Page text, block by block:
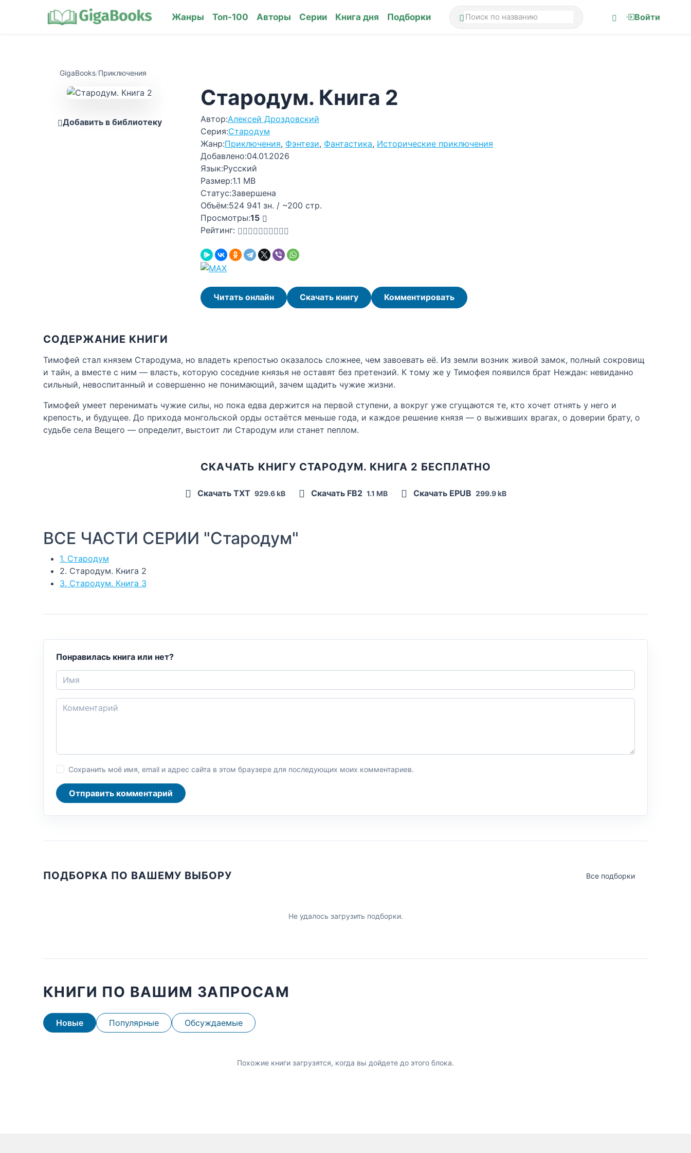
Жанры Топ-100 Авторы Серии Книга дня Подборки Войти
GigaBooks/Приключения
Добавить в библиотеку
Стародум. Книга 2
Автор:Алексей Дроздовский
Серия:Стародум
Жанр:Приключения, Фэнтези, Фантастика, Исторические приключения
Добавлено:04.01.2026
Язык:Русский
Размер:1.1 MB
Статус:Завершена
Объём:524 941 зн. / ~200 стр.
Просмотры:15
Рейтинг:
Читать онлайн Скачать книгу Комментировать
СОДЕРЖАНИЕ КНИГИ
Тимофей стал князем Стародума, но владеть крепостью оказалось сложнее, чем завоевать её. Из земли возник живой замок, полный сокровищ
и тайн, а вместе с ним — власть, которую соседние князья не оставят без претензий. К тому же у Тимофея появился брат Неждан: невиданно
сильный, невоспитанный и совершенно не понимающий, зачем щадить чужие жизни.
Тимофей умеет перенимать чужие силы, но пока едва держится на первой ступени, а вокруг уже сгущаются те, кто хочет отнять у него и
крепость, и будущее. До прихода монгольской орды остаётся меньше года, и каждое решение князя — о выживших врагах, о доверии брату, о
судьбе села Вещего — определит, выстоит ли Стародум или станет пеплом.
СКАЧАТЬ КНИГУ СТАРОДУМ. КНИГА 2 БЕСПЛАТНО
Скачать TXT 929.6 kB Скачать FB2 1.1 MB Скачать EPUB 299.9 kB
ВСЕ ЧАСТИ СЕРИИ "Стародум"
1. Стародум
2. Стародум. Книга 2
3. Стародум. Книга 3
Понравилась книга или нет?
Сохранить моё имя, email и адрес сайта в этом браузере для последующих моих комментариев.
Отправить комментарий
ПОДБОРКА ПО ВАШЕМУ ВЫБОРУ Все подборки
Не удалось загрузить подборки.
КНИГИ ПО ВАШИМ ЗАПРОСАМ
Новые Популярные Обсуждаемые
Похожие книги загрузятся, когда вы дойдете до этого блока.